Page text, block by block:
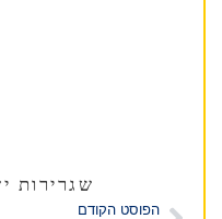
שגרירות
הפוסט הקודם